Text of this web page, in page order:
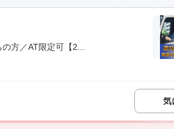
方／AT限定可【2...
気